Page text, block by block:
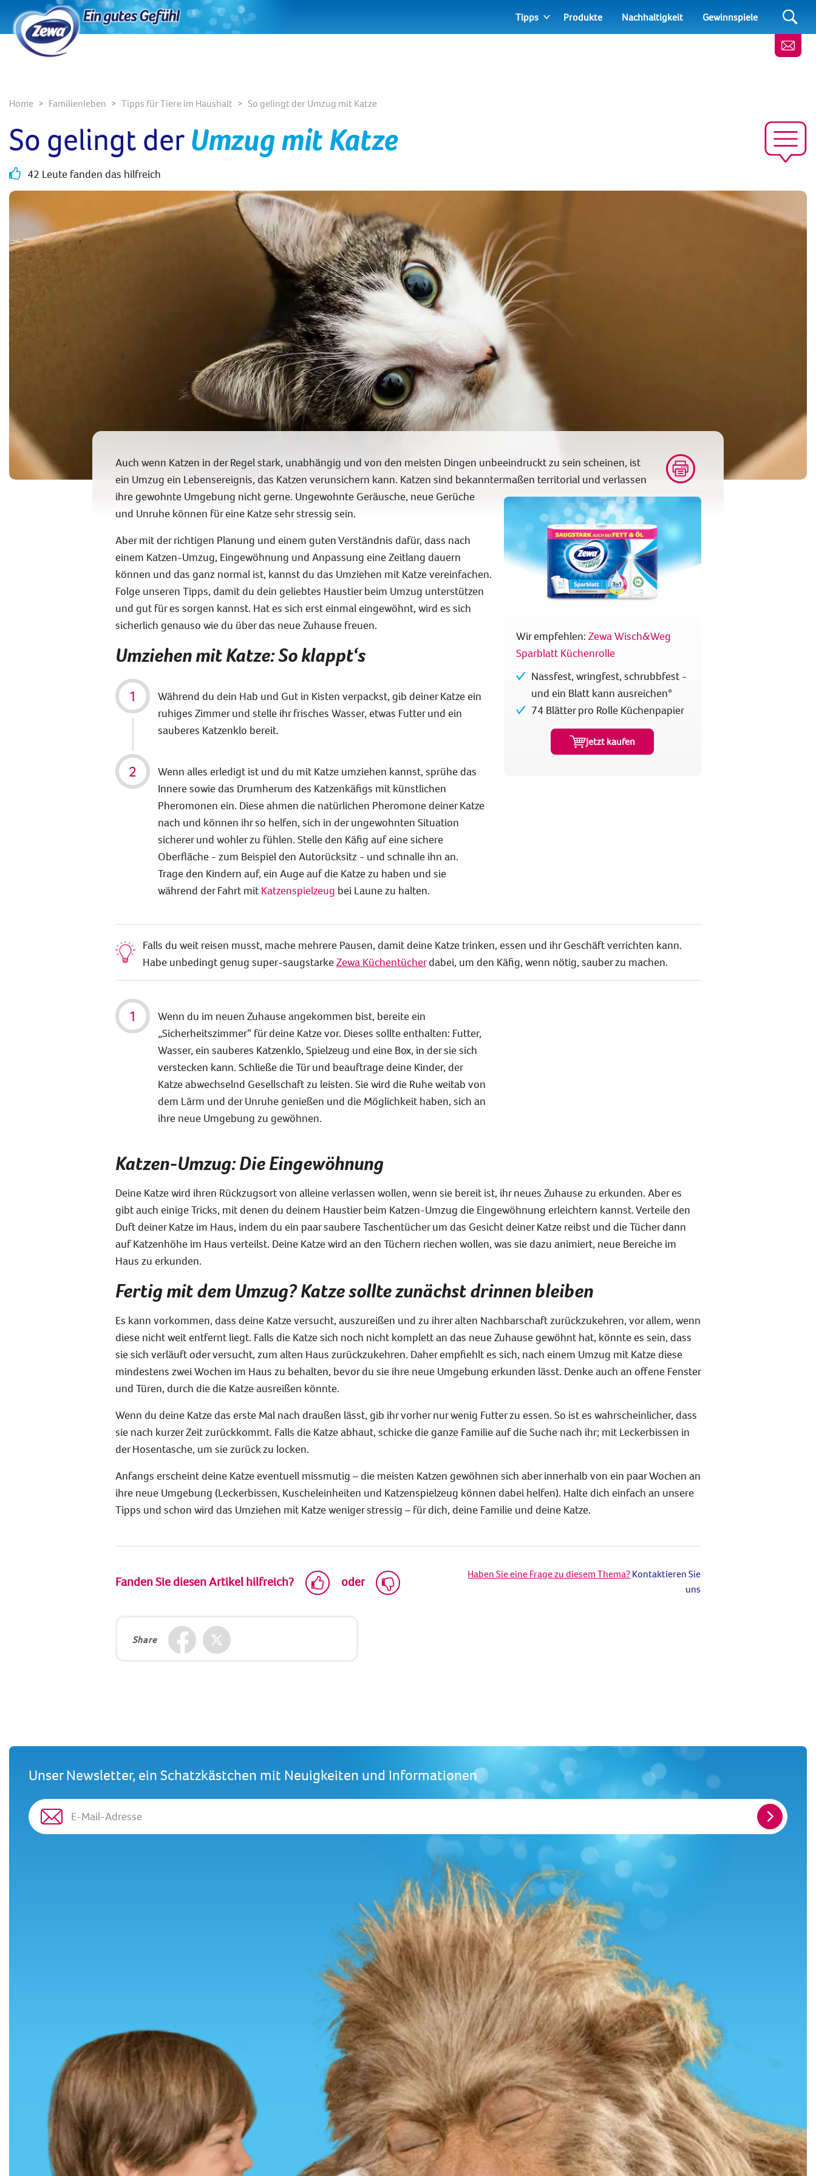
Tipps Produkte Nachhaltigkeit Gewinnspiele
Home Familienleben Tipps für Tiere im Haushalt So gelingt der Umzug mit Katze
So gelingt derUmzug mit Katze
42 Leute fanden das hilfreich
Wir empfehlen: Zewa Wisch&Weg
Sparblatt Küchenrolle
Nassfest, wringfest, schrubbfest -
und ein Blatt kann ausreichen*
74 Blätter pro Rolle Küchenpapier
Jetzt kaufen
Auch wenn Katzen in der Regel stark, unabhängig und von den meisten Dingen unbeeindruckt zu sein scheinen, ist
ein Umzug ein Lebensereignis, das Katzen verunsichern kann. Katzen sind bekanntermaßen territorial und verlassen
ihre gewohnte Umgebung nicht gerne. Ungewohnte Geräusche, neue Gerüche
und Unruhe können für eine Katze sehr stressig sein.
Aber mit der richtigen Planung und einem guten Verständnis dafür, dass nach
einem Katzen-Umzug, Eingewöhnung und Anpassung eine Zeitlang dauern
können und das ganz normal ist, kannst du das Umziehen mit Katze vereinfachen.
Folge unseren Tipps, damit du dein geliebtes Haustier beim Umzug unterstützen
und gut für es sorgen kannst. Hat es sich erst einmal eingewöhnt, wird es sich
sicherlich genauso wie du über das neue Zuhause freuen.
Umziehen mit Katze: So klappt‘s
Während du dein Hab und Gut in Kisten verpackst, gib deiner Katze ein
ruhiges Zimmer und stelle ihr frisches Wasser, etwas Futter und ein
sauberes Katzenklo bereit.
Wenn alles erledigt ist und du mit Katze umziehen kannst, sprühe das
Innere sowie das Drumherum des Katzenkäfigs mit künstlichen
Pheromonen ein. Diese ahmen die natürlichen Pheromone deiner Katze
nach und können ihr so helfen, sich in der ungewohnten Situation
sicherer und wohler zu fühlen. Stelle den Käfig auf eine sichere
Oberfläche - zum Beispiel den Autorücksitz - und schnalle ihn an.
Trage den Kindern auf, ein Auge auf die Katze zu haben und sie
während der Fahrt mit Katzenspielzeug bei Laune zu halten.
Falls du weit reisen musst, mache mehrere Pausen, damit deine Katze trinken, essen und ihr Geschäft verrichten kann.
Habe unbedingt genug super-saugstarkeZewa Küchentücherdabei, um den Käfig, wenn nötig, sauber zu machen.
Wenn du im neuen Zuhause angekommen bist, bereite ein
„Sicherheitszimmer“ für deine Katze vor. Dieses sollte enthalten: Futter,
Wasser, ein sauberes Katzenklo, Spielzeug und eine Box, in der sie sich
verstecken kann. Schließe die Tür und beauftrage deine Kinder, der
Katze abwechselnd Gesellschaft zu leisten. Sie wird die Ruhe weitab von
dem Lärm und der Unruhe genießen und die Möglichkeit haben, sich an
ihre neue Umgebung zu gewöhnen.
Katzen-Umzug: Die Eingewöhnung
Deine Katze wird ihren Rückzugsort von alleine verlassen wollen, wenn sie bereit ist, ihr neues Zuhause zu erkunden. Aber es
gibt auch einige Tricks, mit denen du deinem Haustier beim Katzen-Umzug die Eingewöhnung erleichtern kannst. Verteile den
Duft deiner Katze im Haus, indem du ein paar saubere Taschentücher um das Gesicht deiner Katze reibst und die Tücher dann
auf Katzenhöhe im Haus verteilst. Deine Katze wird an den Tüchern riechen wollen, was sie dazu animiert, neue Bereiche im
Haus zu erkunden.
Fertig mit dem Umzug? Katze sollte zunächst drinnen bleiben
Es kann vorkommen, dass deine Katze versucht, auszureißen und zu ihrer alten Nachbarschaft zurückzukehren, vor allem, wenn
diese nicht weit entfernt liegt. Falls die Katze sich noch nicht komplett an das neue Zuhause gewöhnt hat, könnte es sein, dass
sie sich verläuft oder versucht, zum alten Haus zurückzukehren. Daher empfiehlt es sich, nach einem Umzug mit Katze diese
mindestens zwei Wochen im Haus zu behalten, bevor du sie ihre neue Umgebung erkunden lässt. Denke auch an offene Fenster
und Türen, durch die die Katze ausreißen könnte.
Wenn du deine Katze das erste Mal nach draußen lässt, gib ihr vorher nur wenig Futter zu essen. So ist es wahrscheinlicher, dass
sie nach kurzer Zeit zurückkommt. Falls die Katze abhaut, schicke die ganze Familie auf die Suche nach ihr; mit Leckerbissen in
der Hosentasche, um sie zurück zu locken.
Anfangs erscheint deine Katze eventuell missmutig – die meisten Katzen gewöhnen sich aber innerhalb von ein paar Wochen an
ihre neue Umgebung (Leckerbissen, Kuscheleinheiten und Katzenspielzeug können dabei helfen). Halte dich einfach an unsere
Tipps und schon wird das Umziehen mit Katze weniger stressig – für dich, deine Familie und deine Katze.
Fanden Sie diesen Artikel hilfreich? oder Haben Sie eine Frage zu diesem Thema? Kontaktieren Sie
uns
Share
Unser Newsletter, ein Schatzkästchen mit Neuigkeiten und Informationen
E-
Mail-